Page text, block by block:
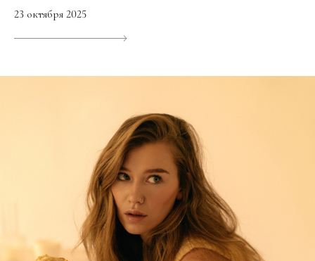
23 октября 2025